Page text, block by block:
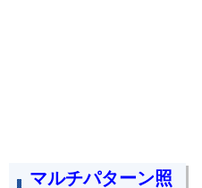
マルチパターン照